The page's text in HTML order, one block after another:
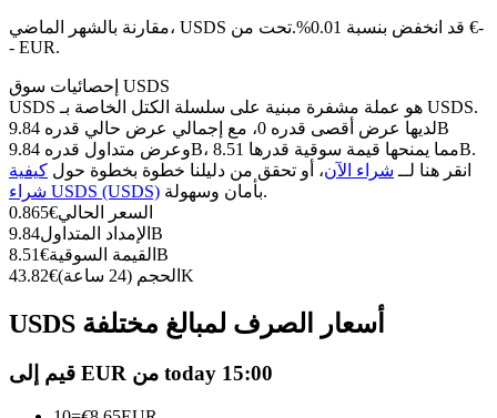
العقود الآجلة USDC
العقود الآجلة باستخدام USDC كضمان
انضم إلى أفضل المتداولين
مقارنة بالشهر الماضي، USDS قد انخفض بنسبة 0.01%.تحت من €-
- EUR.
إحصائيات سوق USDS
USDS هو عملة مشفرة مبنية على سلسلة الكتل الخاصة بـ USDS.
لديها عرض أقصى قدره 0، مع إجمالي عرض حالي قدره 9.84B
وعرض متداول قدره 9.84B، مما يمنحها قيمة سوقية قدرها 8.51B.
انقر هنا لــ شراء الآن، أو تحقق من دليلنا خطوة بخطوة حول كيفية
شراء USDS (USDS)
بأمان وسهولة.
السعر الحالي€
0.865
الإمداد المتداول 9.84B
القيمة السوقية€
8.51B
الحجم (24 ساعة)
€ 43.82K
USDS أسعار الصرف لمبالغ مختلفة
قيم إلى EUR من today 15:00